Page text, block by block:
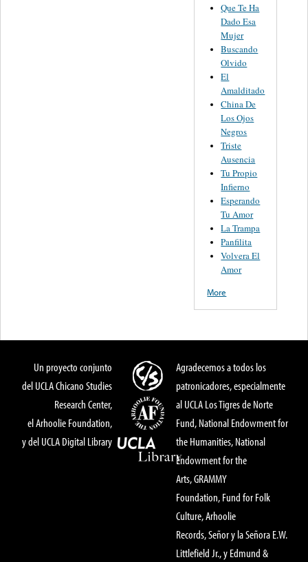
Que Te Ha
Dado Esa
Mujer
Buscando
Olvido
El
Amalditado
China De
Los Ojos
Negros
Triste
Ausencia
Tu Propio
Infierno
Esperando
Tu Amor
La Trampa
Panfilita
Volvera El
Amor
More
Un proyecto conjunto
del UCLA Chicano Studies
Research Center,
el Arhoolie Foundation,
y del UCLA Digital Library
Agradecemos a todos los
patronicadores, especialmente
al UCLA Los Tigres de Norte
Fund, National Endowment for
the Humanities, National
Endowment for the
Arts, GRAMMY
Foundation, Fund for Folk
Culture, Arhoolie
Records, Señor y la Señora E.W.
Littlefield Jr., y Edmund &